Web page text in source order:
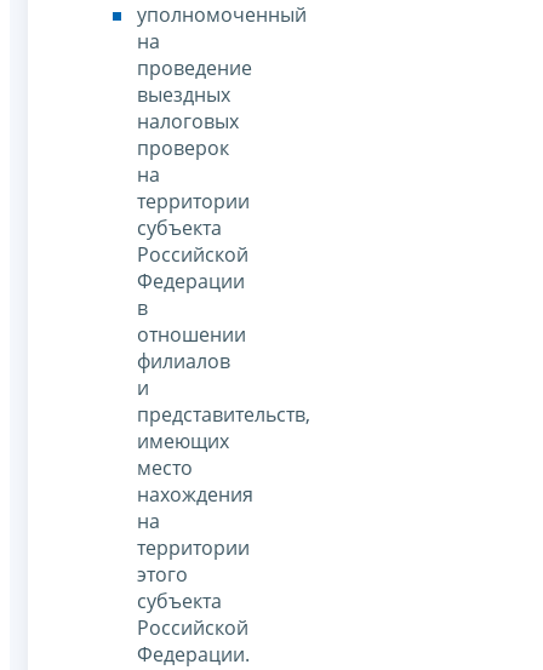
уполномоченный
на
проведение
выездных
налоговых
проверок
на
территории
субъекта
Российской
Федерации
в
отношении
филиалов
и
представительств,
имеющих
место
нахождения
на
территории
этого
субъекта
Российской
Федерации.